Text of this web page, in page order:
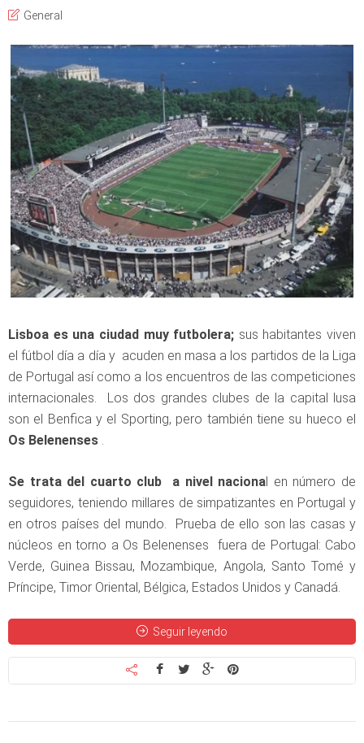
General
Lisboa es una ciudad muy futbolera; sus habitantes viven
el fútbol día a día y acuden en masa a los partidos de la Liga
de Portugal así como a los encuentros de las competiciones
internacionales. Los dos grandes clubes de la capital lusa
son el Benfica y el Sporting, pero también tiene su hueco el
Os Belenenses
Se trata del cuarto club a nivel nacional en número de
seguidores, teniendo millares de simpatizantes en Portugal y
en otros países del mundo. Prueba de ello son las casas y
núcleos en torno a Os Belenenses fuera de Portugal: Cabo
Verde, Guinea Bissau, Mozambique, Angola, Santo Tomé y
Príncipe, Timor Oriental, Bélgica, Estados Unidos y Canadá.
Seguir leyendo